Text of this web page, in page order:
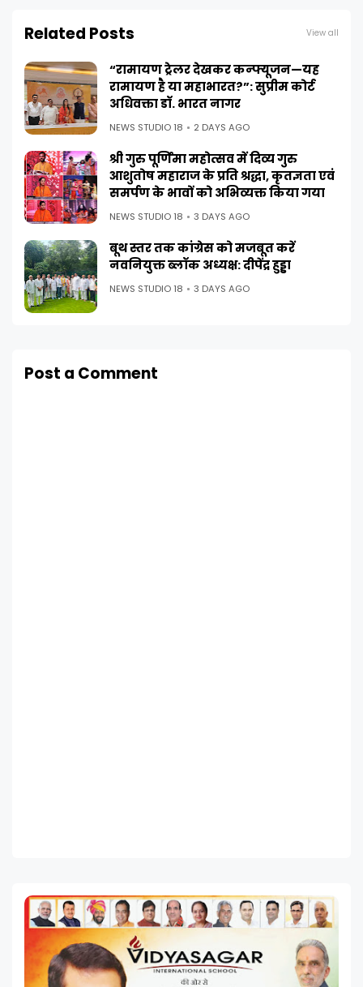
Related Posts View all
“रामायण ट्रेलर देखकर कन्फ्यूजन—यह
रामायण है या महाभारत?”: सुप्रीम कोर्ट
अधिवक्ता डॉ. भारत नागर
NEWS STUDIO 18 2 DAYS AGO
श्री गुरु पूर्णिमा महोत्सव में दिव्य गुरु
आशुतोष महाराज के प्रति श्रद्धा, कृतज्ञता एवं
समर्पण के भावों को अभिव्यक्त किया गया
NEWS STUDIO 18 3 DAYS AGO
बूथ स्तर तक कांग्रेस को मजबूत करें
नवनियुक्त ब्लॉक अध्यक्ष: दीपेंद्र हुड्डा
NEWS STUDIO 18 3 DAYS AGO
Post a Comment